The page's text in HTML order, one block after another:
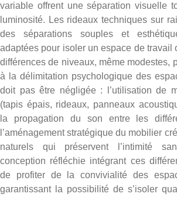
variable offrent une séparation visuelle
luminosité. Les rideaux techniques sur
des séparations souples et
adaptées pour isoler un espace de travail
différences de niveaux, même modestes,
à la délimitation psychologique des
doit pas être négligée : l’utilisation de
(tapis épais, rideaux, panneaux
la propagation du son entre les
l’aménagement stratégique du mobilier
naturels qui préservent l’intimité
conception réfléchie intégrant ces
de profiter de la convivialité des
garantissant la possibilité de s’isoler